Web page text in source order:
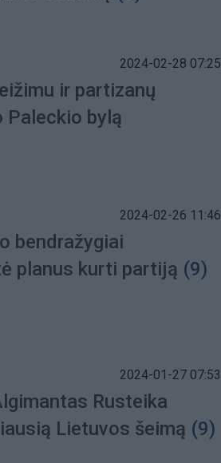
2024-02-28 07:25
ir partizanų
Paleckio bylą
2024-02-26 11:46
bendražygiai
planus kurti partiją (9)
2024-01-27 07:53
Rusteika
Lietuvos šeimą (9)